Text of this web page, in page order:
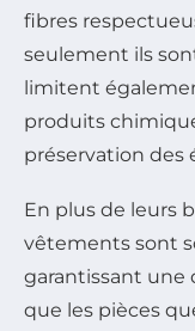
fibres
seulement ils
limitent
produits
préservation des
En plus de leurs
vêtements sont
garantissant une
que les pièces